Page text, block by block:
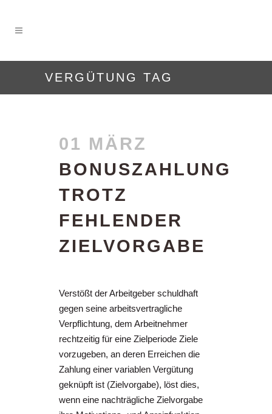
VERGÜTUNG TAG
01 MÄRZ
BONUSZAHLUNG
TROTZ
FEHLENDER
ZIELVORGABE
Verstößt der Arbeitgeber schuldhaft
gegen seine arbeitsvertragliche
Verpflichtung, dem Arbeitnehmer
rechtzeitig für eine Zielperiode Ziele
vorzugeben, an deren Erreichen die
Zahlung einer variablen Vergütung
geknüpft ist (Zielvorgabe), löst dies,
wenn eine nachträgliche Zielvorgabe